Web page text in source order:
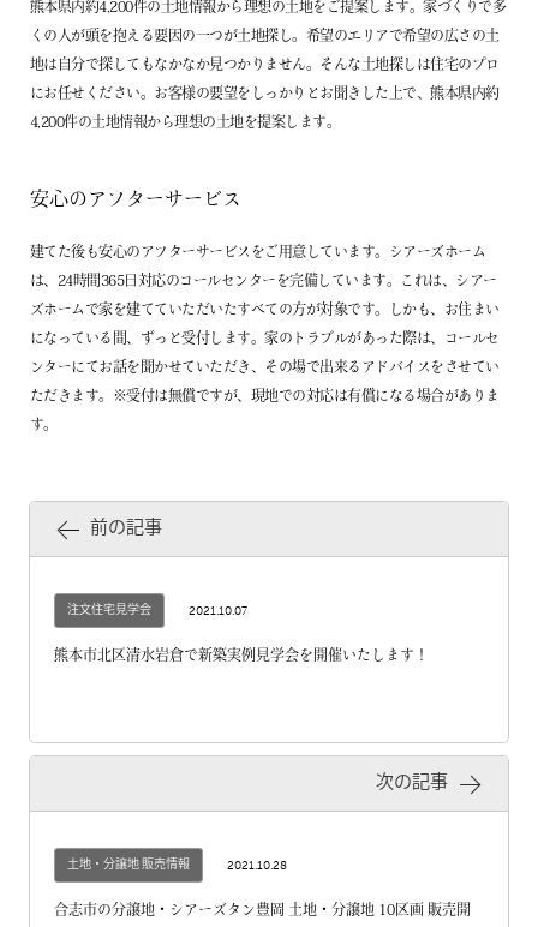
熊本県内約4,200件の土地情報から理想の土地をご提案します。家づくりで多
くの人が頭を抱える要因の一つが土地探し。希望のエリアで希望の広さの土
地は自分で探してもなかなか見つかりません。そんな土地探しは住宅のプロ
にお任せください。お客様の要望をしっかりとお聞きした上で、熊本県内約
4,200件の土地情報から理想の土地を提案します。
安心のアフターサービス
建てた後も安心のアフターサービスをご用意しています。シアーズホーム
は、24時間365日対応のコールセンターを完備しています。これは、シアー
ズホームで家を建てていただいたすべての方が対象です。しかも、お住まい
になっている間、ずっと受付します。家のトラブルがあった際は、コールセ
ンターにてお話を聞かせていただき、その場で出来るアドバイスをさせてい
ただきます。※受付は無償ですが、現地での対応は有償になる場合がありま
す。
前の記事
注文住宅見学会 2021.10.07
熊本市北区清水岩倉で新築実例見学会を開催いたします！
次の記事
土地・分譲地 販売情報 2021.10.28
合志市の分譲地・シアーズタン豊岡 土地・分譲地 10区画 販売開